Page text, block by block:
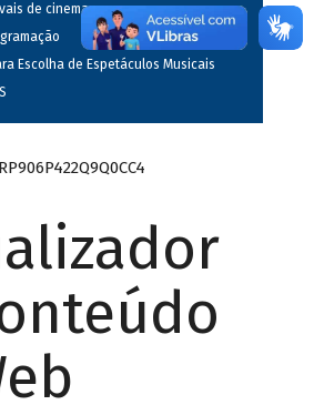
de cinema
Escolha de Espetáculos Musicais